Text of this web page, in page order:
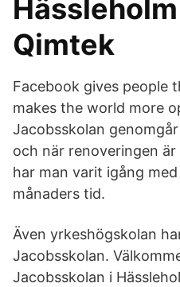
Qimtek
Facebook gives people
makes the world more
Jacobsskolan
och när renoveringen
har man varit igång
månaders tid.
Även yrkeshögskolan
Jacobsskolan.
Jacobsskolan i